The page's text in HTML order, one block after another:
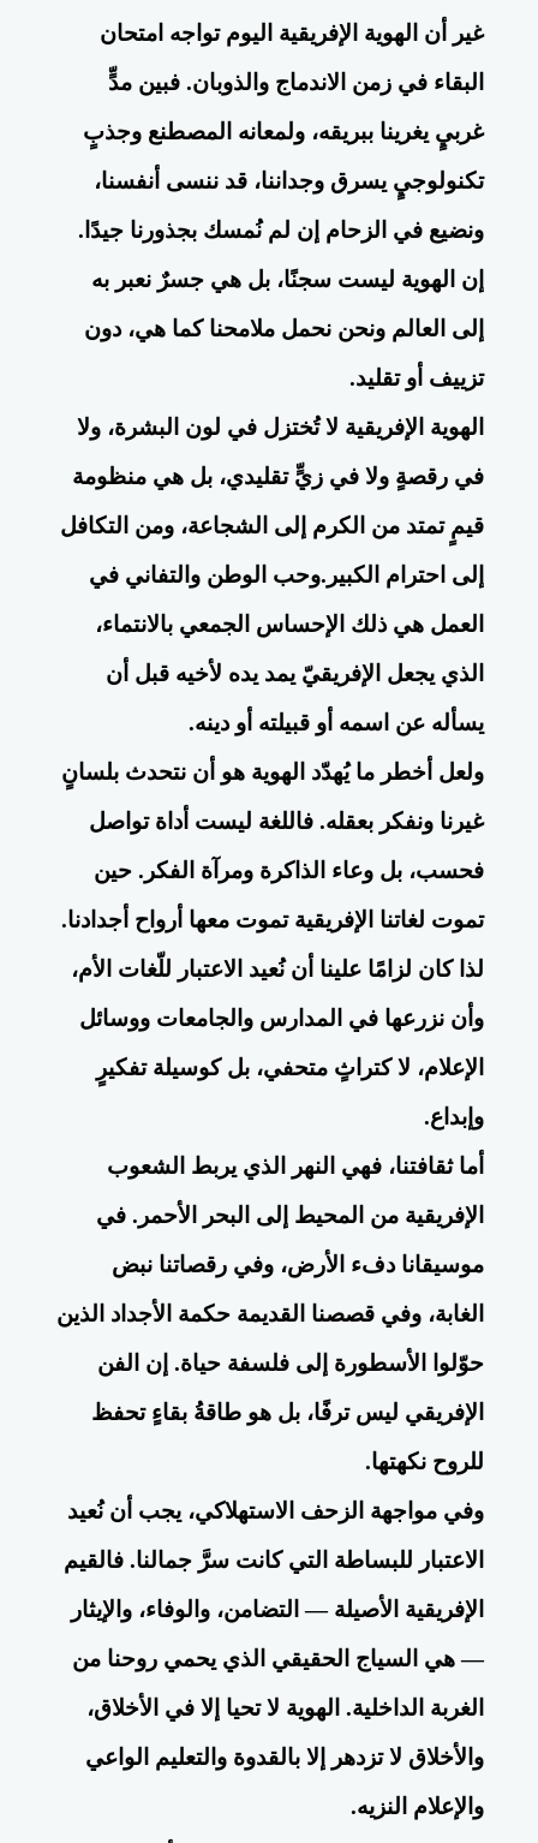
غير أن الهوية الإفريقية اليوم تواجه امتحان
البقاء في زمن الاندماج والذوبان. فبين مدٍّ
غربيٍ يغرينا ببريقه، ولمعانه المصطنع وجذبٍ
تكنولوجيٍ يسرق وجداننا، قد ننسى أنفسنا،
ونضيع في الزحام إن لم نُمسك بجذورنا جيدًا.
إن الهوية ليست سجنًا، بل هي جسرٌ نعبر به
إلى العالم ونحن نحمل ملامحنا كما هي، دون
تزييف أو تقليد.
الهوية الإفريقية لا تُختزل في لون البشرة، ولا
في رقصةٍ ولا في زيٍّ تقليدي، بل هي منظومة
قيمٍ تمتد من الكرم إلى الشجاعة، ومن التكافل
إلى احترام الكبير.وحب الوطن والتفاني في
العمل هي ذلك الإحساس الجمعي بالانتماء،
الذي يجعل الإفريقيّ يمد يده لأخيه قبل أن
يسأله عن اسمه أو قبيلته أو دينه.
ولعل أخطر ما يُهدّد الهوية هو أن نتحدث بلسانٍ
غيرنا ونفكر بعقله. فاللغة ليست أداة تواصل
فحسب، بل وعاء الذاكرة ومرآة الفكر. حين
تموت لغاتنا الإفريقية تموت معها أرواح أجدادنا.
لذا كان لزامًا علينا أن نُعيد الاعتبار للّغات الأم،
وأن نزرعها في المدارس والجامعات ووسائل
الإعلام، لا كتراثٍ متحفي، بل كوسيلة تفكيرٍ
وإبداع.
أما ثقافتنا، فهي النهر الذي يربط الشعوب
الإفريقية من المحيط إلى البحر الأحمر. في
موسيقانا دفء الأرض، وفي رقصاتنا نبض
الغابة، وفي قصصنا القديمة حكمة الأجداد الذين
حوّلوا الأسطورة إلى فلسفة حياة. إن الفن
الإفريقي ليس ترفًا، بل هو طاقةُ بقاءٍ تحفظ
للروح نكهتها.
وفي مواجهة الزحف الاستهلاكي، يجب أن نُعيد
الاعتبار للبساطة التي كانت سرَّ جمالنا. فالقيم
الإفريقية الأصيلة — التضامن، والوفاء، والإيثار
— هي السياج الحقيقي الذي يحمي روحنا من
الغربة الداخلية. الهوية لا تحيا إلا في الأخلاق،
والأخلاق لا تزدهر إلا بالقدوة والتعليم الواعي
والإعلام النزيه.